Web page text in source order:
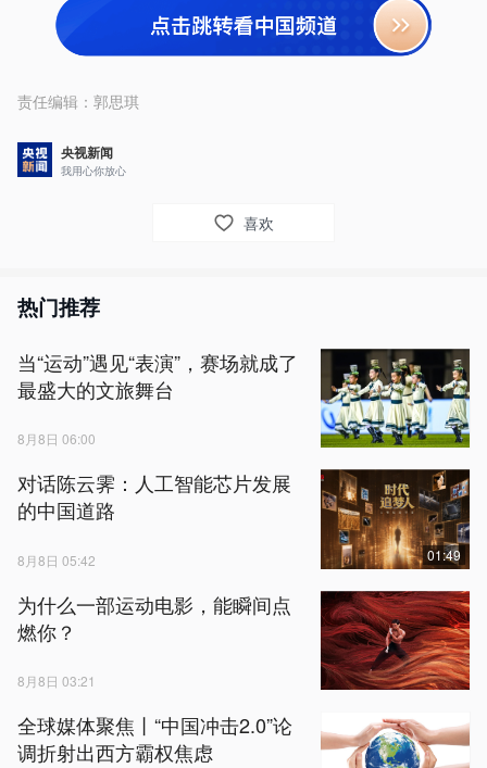
责任编辑： 郭思琪
央视新闻
我用心你放心
喜欢
热门推荐
当“运动”遇见“表演”，赛场就成了
最盛大的文旅舞台
8月8日 06:00
对话陈云霁：人工智能芯片发展
的中国道路
8月8日 05:42 01:49
为什么一部运动电影，能瞬间点
燃你？
8月8日 03:21
全球媒体聚焦丨“中国冲击2.0”论
调折射出西方霸权焦虑